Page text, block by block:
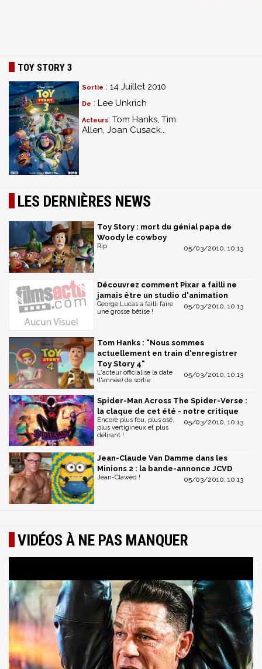
TOY STORY 3
Sortie : 14 Juillet 2010
De : Lee Unkrich
Acteurs: Tom Hanks, Tim
Allen, Joan Cusack...
LES DERNIÈRES NEWS
Toy Story : mort du génial papa de
Woody le cowboy
05/03/2010, 10:13
Rip
Découvrez comment Pixar a failli ne
jamais être un studio d'animation
05/03/2010, 10:13
George Lucas a failli faire
une grosse bêtise !
Tom Hanks : "Nous sommes
actuellement en train d'enregistrer
Toy Story 4"
05/03/2010, 10:13
L'acteur officialise la date
(l'année) de sortie
Spider-Man Across The Spider-Verse :
la claque de cet été - notre critique
05/03/2010, 10:13
Encore plus fou, plus osé,
plus vertigineux et plus
délirant !
Jean-Claude Van Damme dans les
Minions 2 : la bande-annonce JCVD
05/03/2010, 10:13
Jean-Clawed !
VIDÉOS À NE PAS MANQUER